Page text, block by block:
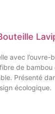
avec l’ouvre-
de
Présenté
écologique.